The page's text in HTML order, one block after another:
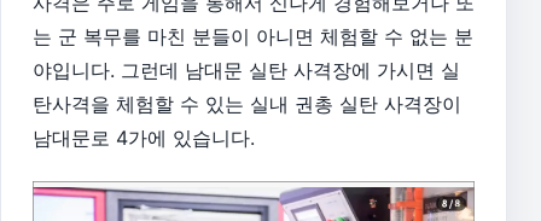
는 군 복무를 마친 분들이 아니면 체험할 수 없는 분
야입니다. 그런데 남대문 실탄 사격장에 가시면 실
탄사격을 체험할 수 있는 실내 권총 실탄 사격장이
남대문로 4가에 있습니다.